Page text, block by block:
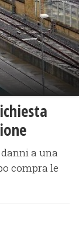
danni a una
compra le